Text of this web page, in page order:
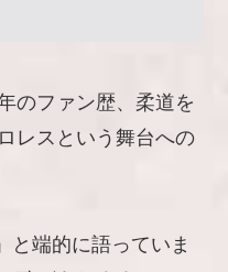
のファン歴、柔道を
レスという舞台への
と端的に語っていま